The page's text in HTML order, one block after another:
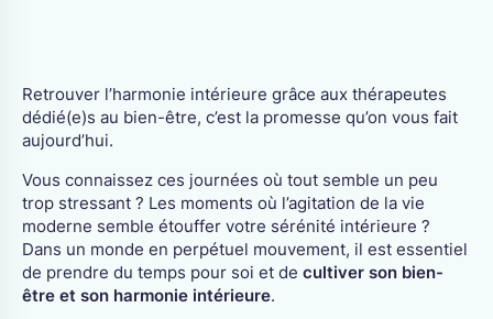
Retrouver l’harmonie intérieure grâce aux thérapeutes
dédié(e)s au bien-être, c’est la promesse qu’on vous fait
aujourd’hui.
Vous connaissez ces journées où tout semble un peu
trop stressant ? Les moments où l’agitation de la vie
moderne semble étouffer votre sérénité intérieure ?
Dans un monde en perpétuel mouvement, il est essentiel
de prendre du temps pour soi et de cultiver son bien-
être et son harmonie intérieure.
Fribourg
Genève
Neuchâtel
Soleure
Valais
Vaud